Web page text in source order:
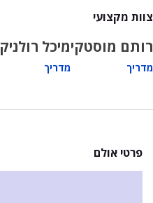
צוות מקצועי
רותם מוסטקי
מדריך
מיכל רולניק
מדריך
פרטי אולם